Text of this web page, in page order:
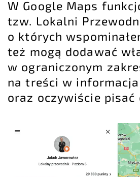
W Google Maps
tzw. Lokalni
o których
też mogą dodawać
w ograniczonym
na treści w
oraz oczywiście pisać